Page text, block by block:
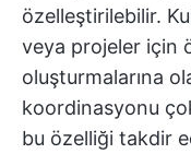
özelleştirilebilir.
veya projeler için
oluşturmalarına
koordinasyonu
bu özelliği takdir